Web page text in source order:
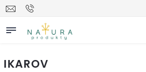
IKAROV